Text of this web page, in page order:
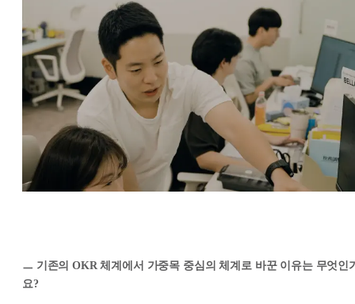
ㅡ 기존의 OKR 체계에서 가중목 중심의 체계로 바꾼 이유는 무엇인
요?